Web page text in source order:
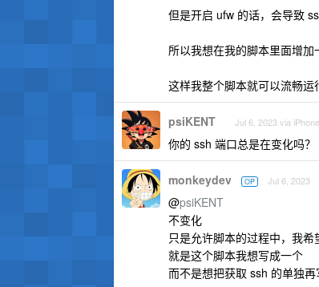
但是开启 ufw 的话，会导致
所以我想在我的脚本里面增
这样我整个脚本就可以流畅运
psiKENT Jul 6, 2023 via iPhone
你的 ssh 端口总是在变化吗？
monkeydev OP Jul 6, 2023
@psiKENT
不变化
只是允许脚本的过程中，我
就是这个脚本我想写成一个
而不是想把获取 ssh 的单独